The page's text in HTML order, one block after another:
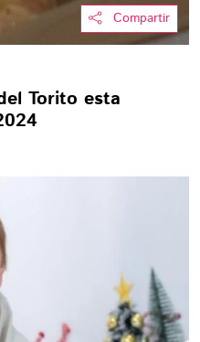
Compartir
Torito esta